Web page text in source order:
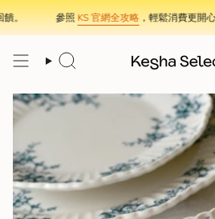
Skip
to
content
。 參照KS 官網全攻略，輕鬆消費更開心！
Search